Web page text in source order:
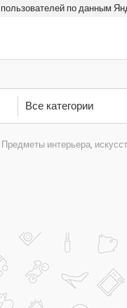
по данным
Все категории
Предметы интерьера,